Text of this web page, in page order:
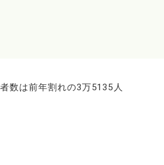
数は前年割れの3万5135人